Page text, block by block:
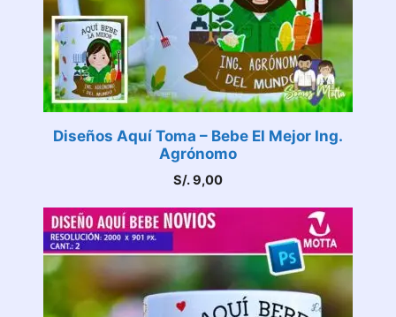
Diseños Aquí Toma – Bebe El Mejor Ing.
Agrónomo
S/.9,00